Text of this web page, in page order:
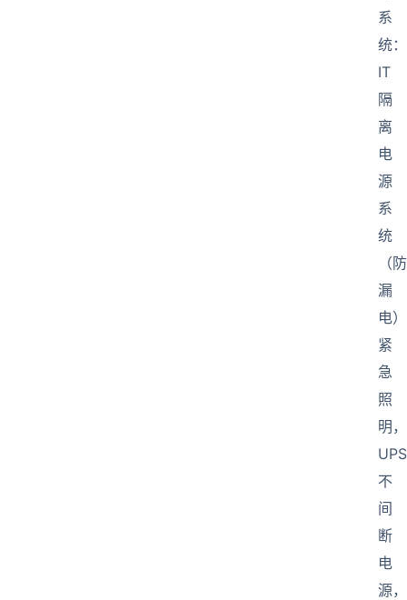
系
统：
IT
隔
离
电
源
系
统
（防
漏
电
紧
急
照
明，
UPS
不
间
断
电
源，